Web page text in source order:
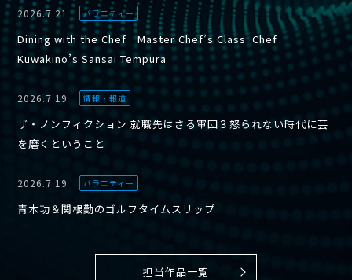
2026.7.21 バラエティー
Dining with the Chef Master Chef’s Class: Chef
Kuwakino’s Sansai Tempura
2026.7.19 情報・報道
ザ・ノンフィクション 就職先はさる軍団３怒られない時代に芸
を磨くということ
2026.7.19 バラエティー
青木功＆関根勤のゴルフタイムスリップ
担当作品一覧